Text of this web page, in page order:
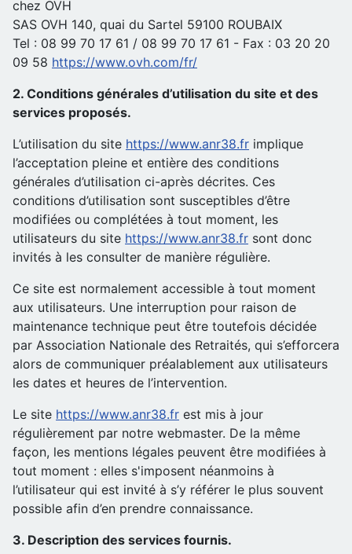
chez OVH
SAS OVH 140, quai du Sartel 59100 ROUBAIX
Tel : 08 99 70 17 61 / 08 99 70 17 61 - Fax : 03 20 20
09 58 https://www.ovh.com/fr/
2. Conditions générales d’utilisation du site et des
services proposés.
L’utilisation du site https://www.anr38.fr implique
l’acceptation pleine et entière des conditions
générales d’utilisation ci-après décrites. Ces
conditions d’utilisation sont susceptibles d’être
modifiées ou complétées à tout moment, les
utilisateurs du site https://www.anr38.fr sont donc
invités à les consulter de manière régulière.
Ce site est normalement accessible à tout moment
aux utilisateurs. Une interruption pour raison de
maintenance technique peut être toutefois décidée
par Association Nationale des Retraités, qui s’efforcera
alors de communiquer préalablement aux utilisateurs
les dates et heures de l’intervention.
Le site https://www.anr38.fr est mis à jour
régulièrement par notre webmaster. De la même
façon, les mentions légales peuvent être modifiées à
tout moment : elles s'imposent néanmoins à
l’utilisateur qui est invité à s’y référer le plus souvent
possible afin d’en prendre connaissance.
3. Description des services fournis.